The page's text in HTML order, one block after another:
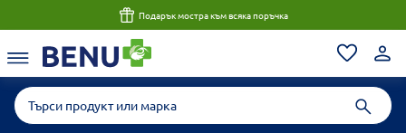
Подарък мостра към всяка поръчка